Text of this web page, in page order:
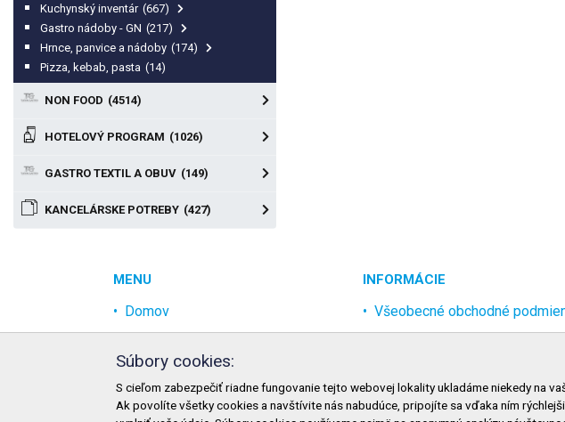
Kuchynský inventár (667)
Gastro nádoby - GN (217)
Hrnce, panvice a nádoby (174)
Pizza, kebab, pasta (14)
NON FOOD (4514)
HOTELOVÝ PROGRAM (1026)
GASTRO TEXTIL A OBUV (149)
KANCELÁRSKE POTREBY (427)
MENU
Domov
Akcia
Najpredávanejšie
Odvetvia
INFORMÁCIE
Všeobecné obchodné
Ochrana osobných údajov
Možnosti dopravy
Súbory cookies:
S cieľom zabezpečiť riadne fungovanie tejto webovej lokality ukladáme niekedy na
Ak povolíte všetky cookies a navštívite nás nabudúce, pripojíte sa vďaka ním